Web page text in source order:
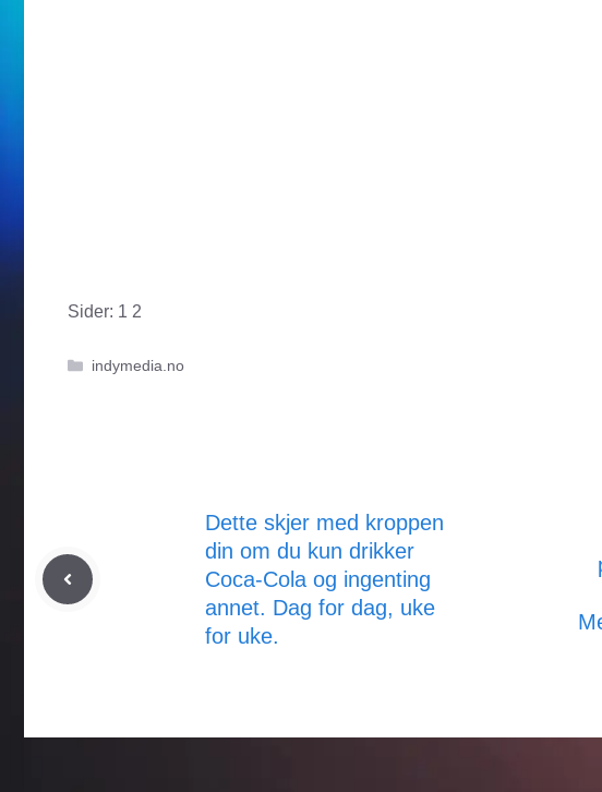
Sider: 1 2
Kategorier
indymedia.no
Dette skjer med kroppen
din om du kun drikker
Coca-Cola og ingenting
annet. Dag for dag, uke
for uke.